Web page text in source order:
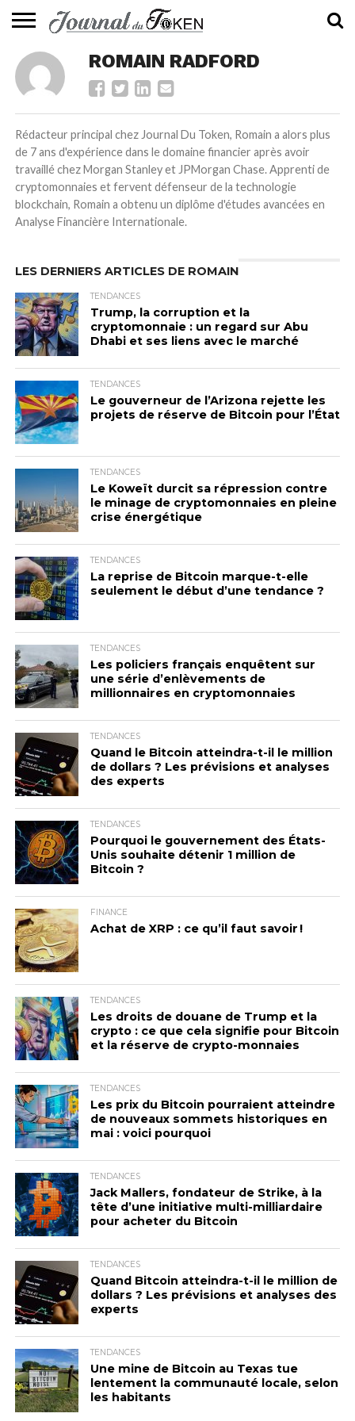
ACTUALITÉS
📰
EVALUATION
GUIDE
TENDANCES
À
PROPOS
CONTACTEZ-
NOUS
ROMAIN RADFORD
Rédacteur principal chez Journal Du Token, Romain a alors plus
de 7 ans d'expérience dans le domaine financier après avoir
travaillé chez Morgan Stanley et JPMorgan Chase. Apprenti de
cryptomonnaies et fervent défenseur de la technologie
blockchain, Romain a obtenu un diplôme d'études avancées en
Analyse Financière Internationale.
LES DERNIERS ARTICLES DE ROMAIN
TENDANCES
Trump, la corruption et la
cryptomonnaie : un regard sur Abu
Dhabi et ses liens avec le marché
TENDANCES
Le gouverneur de l’Arizona rejette les
projets de réserve de Bitcoin pour l’État
TENDANCES
Le Koweït durcit sa répression contre
le minage de cryptomonnaies en pleine
crise énergétique
TENDANCES
La reprise de Bitcoin marque-t-elle
seulement le début d’une tendance ?
TENDANCES
Les policiers français enquêtent sur
une série d’enlèvements de
millionnaires en cryptomonnaies
TENDANCES
Quand le Bitcoin atteindra-t-il le million
de dollars ? Les prévisions et analyses
des experts
TENDANCES
Pourquoi le gouvernement des États-
Unis souhaite détenir 1 million de
Bitcoin ?
FINANCE
Achat de XRP : ce qu’il faut savoir !
TENDANCES
Les droits de douane de Trump et la
crypto : ce que cela signifie pour Bitcoin
et la réserve de crypto-monnaies
TENDANCES
Les prix du Bitcoin pourraient atteindre
de nouveaux sommets historiques en
mai : voici pourquoi
TENDANCES
Jack Mallers, fondateur de Strike, à la
tête d’une initiative multi-milliardaire
pour acheter du Bitcoin
TENDANCES
Quand Bitcoin atteindra-t-il le million de
dollars ? Les prévisions et analyses des
experts
TENDANCES
Une mine de Bitcoin au Texas tue
lentement la communauté locale, selon
les habitants